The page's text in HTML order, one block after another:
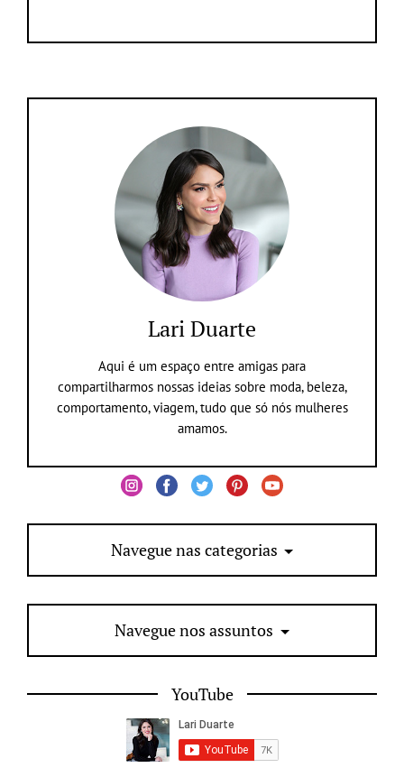
Lari Duarte
Aqui é um espaço entre amigas para
compartilharmos nossas ideias sobre moda, beleza,
comportamento, viagem, tudo que só nós mulheres
amamos.
Navegue nas categorias
Navegue nos assuntos
YouTube